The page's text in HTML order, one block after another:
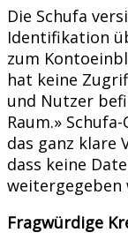
Die Schufa
Identifikation
zum
hat keine
und Nutzer
Raum.»
das ganz klare
dass keine
weitergegeben
Fragwürdige